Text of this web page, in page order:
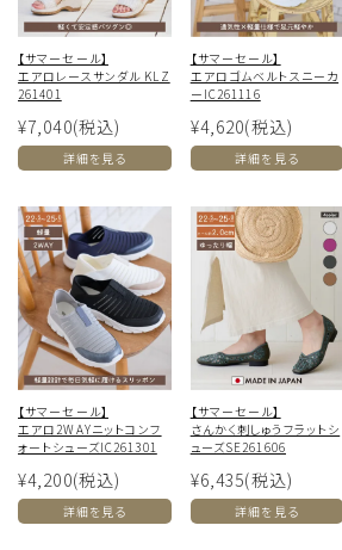
【サマーセール】
エアロレースサンダル KLZ
261401
¥7,040(税込)
詳細を見る
【サマーセール】
エアロゴムベルトスニーカ
ーIC261116
¥4,620(税込)
詳細を見る
【サマーセール】
エアロ2WAYニットコンフ
ォートシューズIC261301
¥4,200(税込)
詳細を見る
【サマーセール】
さんかく刺しゅうフラットシ
ューズSE261606
¥6,435(税込)
詳細を見る